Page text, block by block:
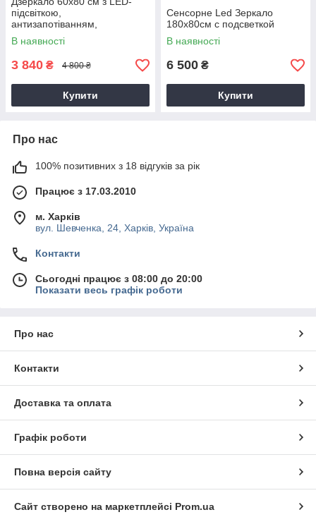
підсвіткою,
антизапотіванням,
годинником та сенсорами
В наявності
3 840 ₴ 4 800 ₴
Купити
Сенсорне Led Зеркало
180х80см с подсветкой
В наявності
6 500 ₴
Купити
Про нас
100% позитивних з 18 відгуків за рік
Працює з 17.03.2010
м. Харків
вул. Шевченка, 24, Харків, Україна
Контакти
Сьогодні працює з 08:00 до 20:00
Показати весь графік роботи
Про нас
Контакти
Доставка та оплата
Графік роботи
Повна версія сайту
Сайт створено на маркетплейсі Prom.ua